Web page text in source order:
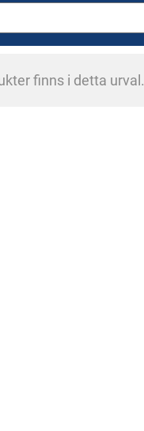
finns i detta urval.